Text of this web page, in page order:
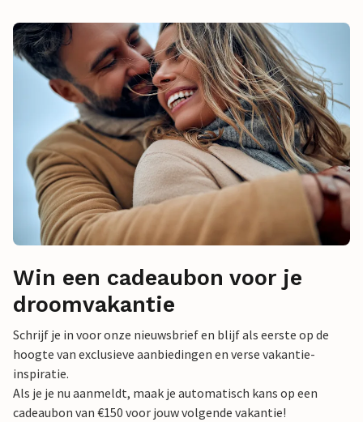
Win een cadeaubon voor je
droomvakantie
Schrijf je in voor onze nieuwsbrief en blijf als eerste op de
hoogte van exclusieve aanbiedingen en verse vakantie-
inspiratie.
Als je je nu aanmeldt, maak je automatisch kans op een
cadeaubon van €150 voor jouw volgende vakantie!